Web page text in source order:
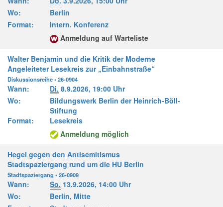
Wo:
Berlin
Format:
Intern. Konferenz
Anmeldung auf Warteliste
Walter Benjamin und die Kritik der Moderne
Angeleiteter Lesekreis zur „Einbahnstraße“
Diskussionsreihe • 26-0904
Wann: Di. 8.9.2026, 19:00 Uhr
Wo:
Bildungswerk Berlin der Heinrich-Böll-
Stiftung
Format:
Lesekreis
Anmeldung möglich
Hegel gegen den Antisemitismus
Stadtspaziergang rund um die HU Berlin
Stadtspaziergang • 26-0909
Wann: So. 13.9.2026, 14:00 Uhr
Wo:
Berlin, Mitte